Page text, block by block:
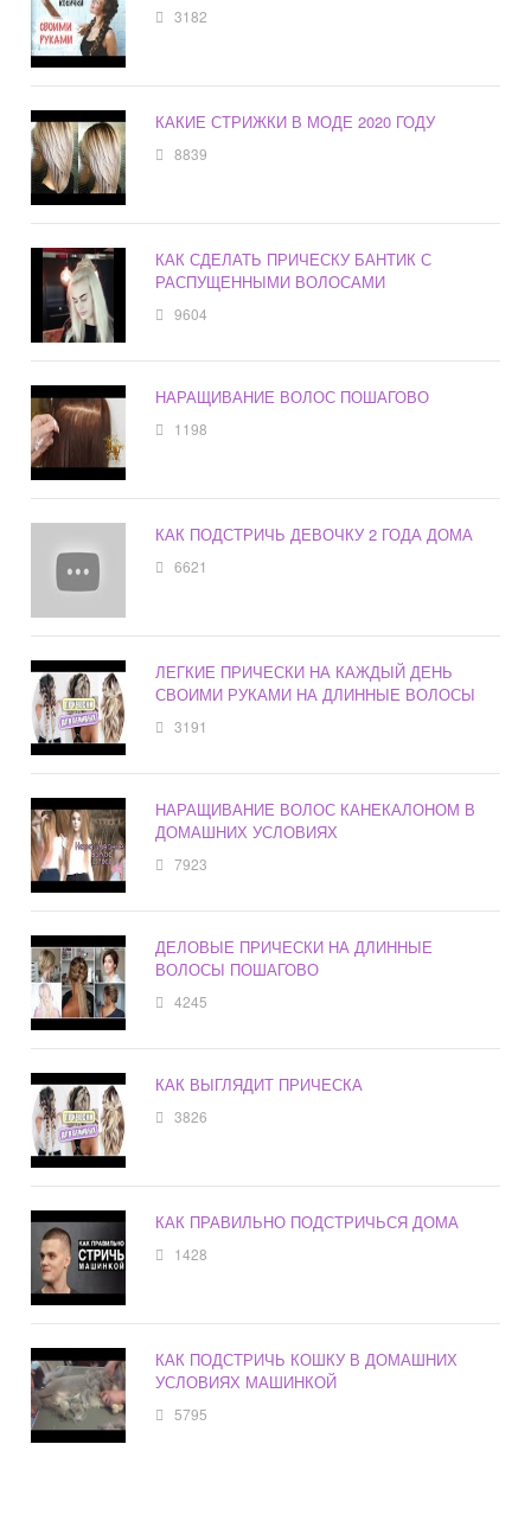
3182
КАКИЕ СТРИЖКИ В МОДЕ 2020 ГОДУ
8839
КАК СДЕЛАТЬ ПРИЧЕСКУ БАНТИК С
РАСПУЩЕННЫМИ ВОЛОСАМИ
9604
НАРАЩИВАНИЕ ВОЛОС ПОШАГОВО
1198
КАК ПОДСТРИЧЬ ДЕВОЧКУ 2 ГОДА ДОМА
6621
ЛЕГКИЕ ПРИЧЕСКИ НА КАЖДЫЙ ДЕНЬ
СВОИМИ РУКАМИ НА ДЛИННЫЕ ВОЛОСЫ
3191
НАРАЩИВАНИЕ ВОЛОС КАНЕКАЛОНОМ В
ДОМАШНИХ УСЛОВИЯХ
7923
ДЕЛОВЫЕ ПРИЧЕСКИ НА ДЛИННЫЕ
ВОЛОСЫ ПОШАГОВО
4245
КАК ВЫГЛЯДИТ ПРИЧЕСКА
3826
КАК ПРАВИЛЬНО ПОДСТРИЧЬСЯ ДОМА
1428
КАК ПОДСТРИЧЬ КОШКУ В ДОМАШНИХ
УСЛОВИЯХ МАШИНКОЙ
5795